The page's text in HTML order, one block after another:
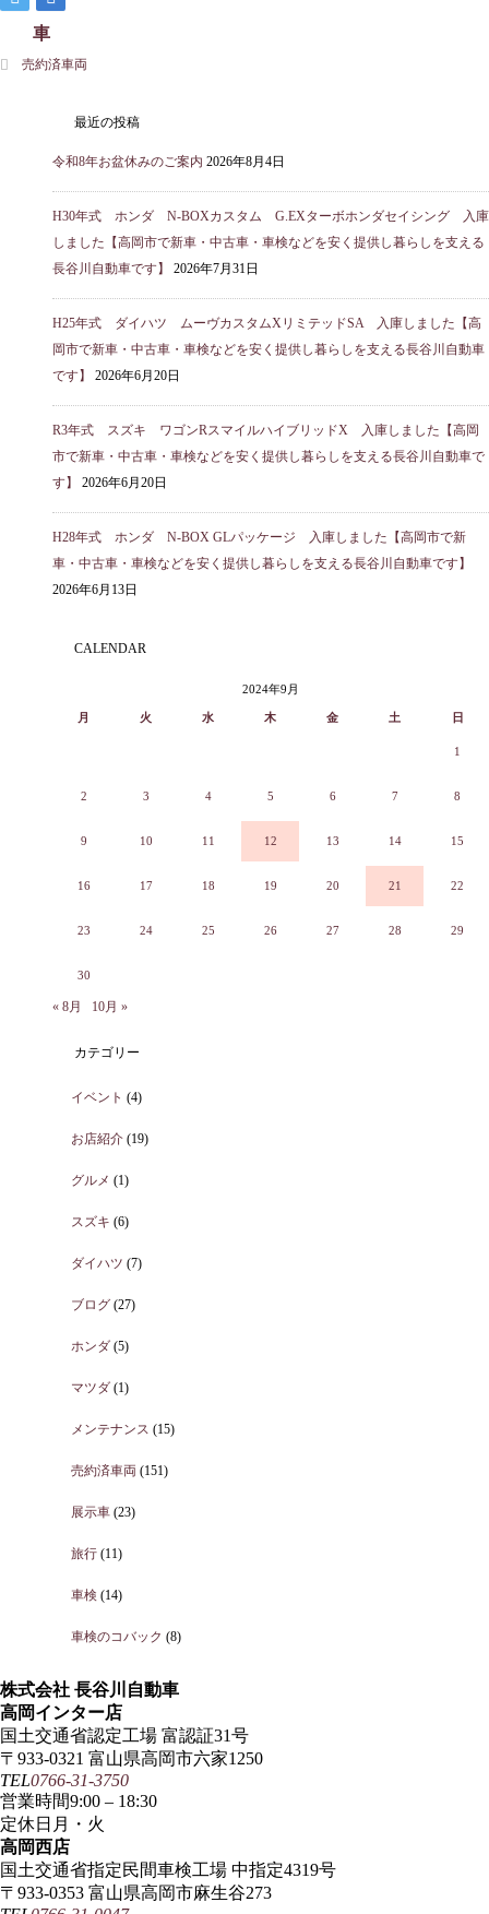
売約済車両
最近の投稿
令和8年お盆休みのご案内 2026年8月4日
H30年式 ホンダ N-BOXカスタム G.EXターボホンダセイシング 入庫
しました【高岡市で新車・中古車・車検などを安く提供し暮らしを支える
長谷川自動車です】
2026年7月31日
H25年式 ダイハツ ムーヴカスタムXリミテッドSA 入庫しました【高
岡市で新車・中古車・車検などを安く提供し暮らしを支える長谷川自動車
です】
2026年6月20日
R3年式 スズキ ワゴンRスマイルハイブリッドX 入庫しました【高岡
市で新車・中古車・車検などを安く提供し暮らしを支える長谷川自動車で
す】
2026年6月20日
H28年式 ホンダ N-BOX GLパッケージ 入庫しました【高岡市で新
車・中古車・車検などを安く提供し暮らしを支える長谷川自動車です】
2026年6月13日
CALENDAR
2024年9月
月 火 水 木 金 土 日
1
2 3 4 5 6 7 8
9 10 11 12 13 14 15
16 17 18 19 20 21 22
23 24 25 26 27 28 29
30
« 8月 10月 »
カテゴリー
イベント (4)
お店紹介 (19)
グルメ (1)
スズキ (6)
ダイハツ (7)
ブログ (27)
ホンダ (5)
マツダ (1)
メンテナンス (15)
売約済車両 (151)
展示車 (23)
旅行 (11)
車検 (14)
車検のコバック (8)
株式会社 長谷川自動車
高岡インター店
国土交通省認定工場 富認証31号
〒933-0321 富山県高岡市六家1250
TEL0766-31-3750
営業時間9:00 – 18:30
定休日 月・火
高岡西店
国土交通省指定民間車検工場 中指定4319号
〒933-0353 富山県高岡市麻生谷273